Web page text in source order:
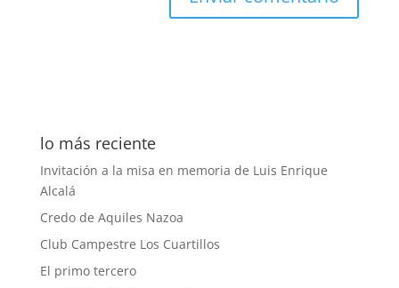
lo más reciente
Invitación a la misa en memoria de Luis Enrique
Alcalá
Credo de Aquiles Nazoa
Club Campestre Los Cuartillos
El primo tercero